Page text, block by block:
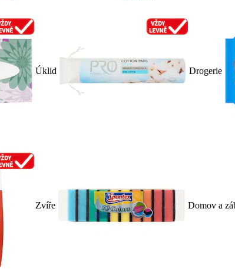
Úklid Drogerie
Zvíře Domov a